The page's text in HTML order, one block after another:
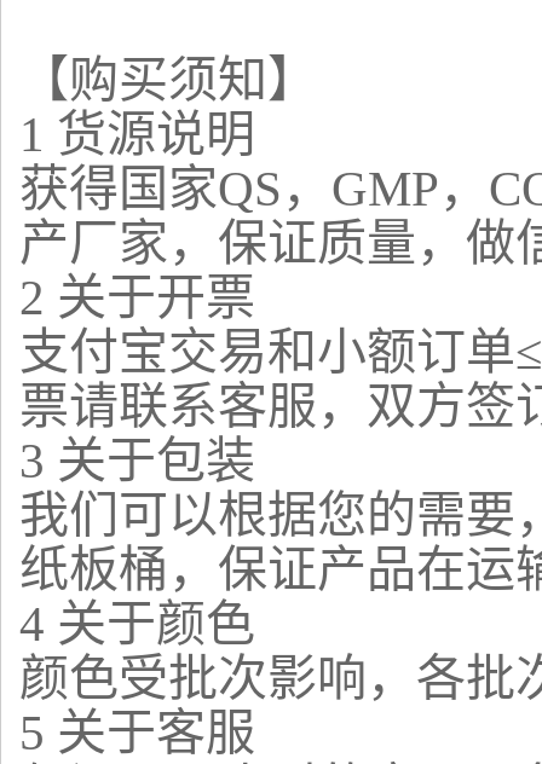
【购买须知】
1 货源说明
获得国家QS，GMP，
产厂家，保证质量，做
2 关于开票
支付宝交易和小额订单
票请联系客服，双方签
3 关于包装
我们可以根据您的需要
纸板桶，保证产品在运
4 关于颜色
颜色受批次影响，各批
5 关于客服